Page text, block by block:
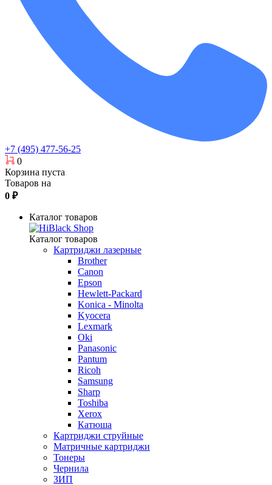
+7 (495) 477-56-25
0
Корзина пуста
Товаров на
0 ₽
Каталог товаров
Каталог товаров
Картриджи лазерные
Brother
Canon
Epson
Hewlett-Packard
Konica - Minolta
Kyocera
Lexmark
Oki
Panasonic
Pantum
Ricoh
Samsung
Sharp
Toshiba
Xerox
Катюша
Картриджи струйные
Матричные картриджи
Тонеры
Чернила
ЗИП